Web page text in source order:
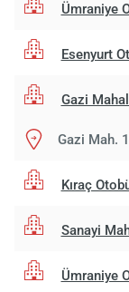
Ümraniye
Esenyurt
Gazi
Gazi Mah.
Kıraç
Sanayi
Ümraniye